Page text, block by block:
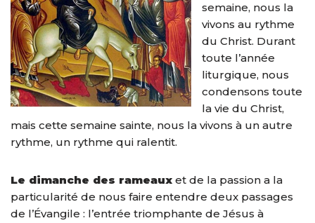
semaine, nous la
vivons au rythme
du Christ. Durant
toute l’année
liturgique, nous
condensons toute
la vie du Christ,
mais cette semaine sainte, nous la vivons à un autre
rythme, un rythme qui ralentit.
Le dimanche des rameaux et de la passion a la
particularité de nous faire entendre deux passages
de l’Évangile : l’entrée triomphante de Jésus à